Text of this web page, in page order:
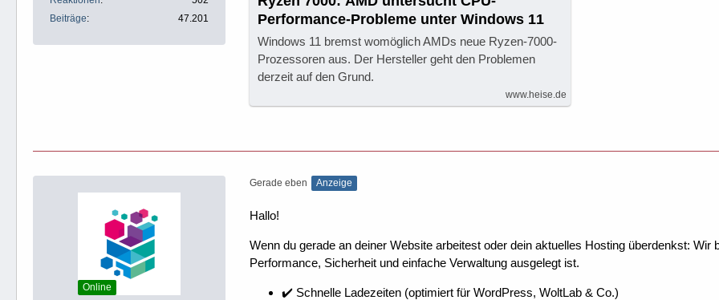
Beiträge
47.201
Performance-Probleme unter Windows 11
Windows 11 bremst womöglich AMDs neue Ryzen-7000-
Prozessoren aus. Der Hersteller geht den Problemen
derzeit auf den Grund.
www.heise.de
Online
Gerade eben Anzeige
Hallo!
Wenn du gerade an deiner Website arbeitest oder dein aktuelles Hosting überdenkst:
Performance, Sicherheit und einfache Verwaltung ausgelegt ist.
✔️ Schnelle Ladezeiten (optimiert für WordPress, WoltLab & Co.)